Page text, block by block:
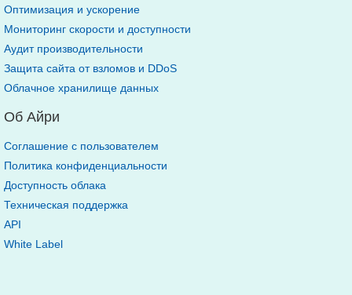
Оптимизация и ускорение
Мониторинг скорости и доступности
Аудит производительности
Защита сайта от взломов и DDoS
Облачное хранилище данных
Об Айри
Соглашение с пользователем
Политика конфиденциальности
Доступность облака
Техническая поддержка
API
White Label